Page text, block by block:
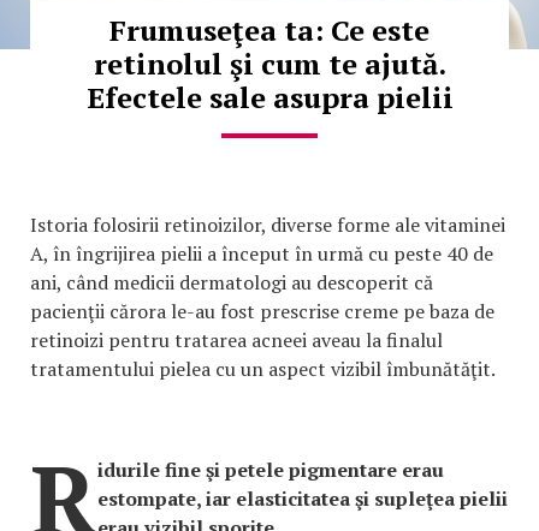
Frumuseţea ta: Ce este
retinolul şi cum te ajută.
Efectele sale asupra pielii
Istoria folosirii retinoizilor, diverse forme ale vitaminei
A, în îngrijirea pielii a început în urmă cu peste 40 de
ani, când medicii dermatologi au descoperit că
pacienţii cărora le-au fost prescrise creme pe baza de
retinoizi pentru tratarea acneei aveau la finalul
tratamentului pielea cu un aspect vizibil îmbunătăţit.
Ridurile fine şi petele pigmentare erau
estompate, iar elasticitatea şi supleţea pielii